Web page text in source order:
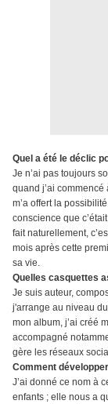
Quel a été le déclic
Je n’ai pas toujours
quand j’ai commencé
m’a offert la
conscience que
fait naturellement,
mois après cette
sa vie.
Quelles casquettes
Je suis auteur,
j'arrange au niveau
mon album, j’ai créé
accompagné
gère les réseaux
Comment
J’ai donné ce nom à
enfants ; elle nous a